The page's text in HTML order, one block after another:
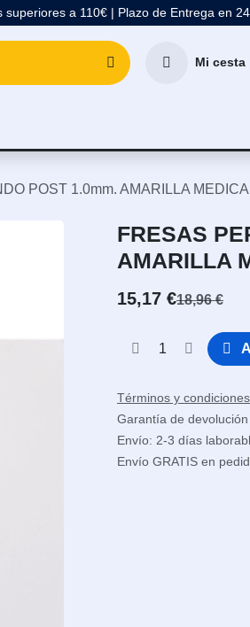
superiores a 110€ | Plazo de Entrega en
Mi cesta
POST 1.0mm. AMARILLA
FRESAS
AMARILLA
15,17 €18,96€
Términos y condiciones
Garantía de
Envío: 2-3 días
Envío GRATIS en